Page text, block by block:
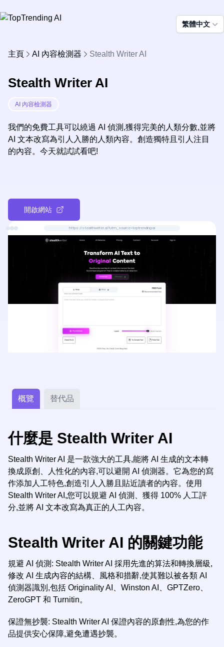
繁體中文
主頁 AI 內容檢測器 Stealth Writer AI
Stealth Writer AI
AI 內容檢測器
我們的免費工具可以繞過 AI 偵測,獲得完美的人類分數,並將
AI 文本改寫為引人入勝的人類內容。創造獨特且引人注目
的內容。今天就試試看吧!
開啟網站
https://stealthwriter.ai?utm_source=toptrending-ai
概覽 替代品
什麼是 Stealth Writer AI
Stealth Writer AI 是一款強大的工具,能將 AI 生成的文本轉
換成原創、人性化的內容,可以避開 AI 偵測器。它為您的寫
作添加人工特色,創造引人入勝且貼近讀者的內容。使用
Stealth Writer AI,您可以規避 AI 偵測、獲得 100% 人工評
分,並將 AI 文本改寫為真正的人工內容。
Stealth Writer AI 的關鍵功能
規避 AI 偵測: Stealth Writer AI 採用先進的算法和轉換層級,
修改 AI 生成內容的結構、風格和措辭,使其難以被各類 AI
偵測器識別,包括 Originality AI、Winston AI、GPTZero、
ZeroGPT 和 Turnitin。
保證無抄襲: Stealth Writer AI 保證內容的原創性,為您的作
品提供安心保障,避免遭遇抄襲。